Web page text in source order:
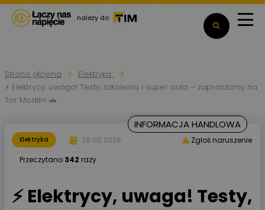
należy do
Strona główna
Elektryka
⚡ Elektrycy, uwaga! Testy, szkolenia i super auta – zapraszamy na
Tor Modlin! 🚗
INFORMACJA HANDLOWA
Elektryka
29.05.2026
Przeczytano 342 razy
Zgłoś naruszenie
⚡ Elektrycy, uwaga! Testy,